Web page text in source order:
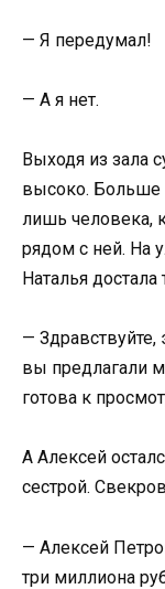
— Я передумал!
— А я нет.
Выходя из зала
высоко. Больше
лишь человека,
рядом с ней. На
Наталья
— Здравствуйте,
вы предлагали
готова к
А Алексей
сестрой.
— Алексей
три миллиона